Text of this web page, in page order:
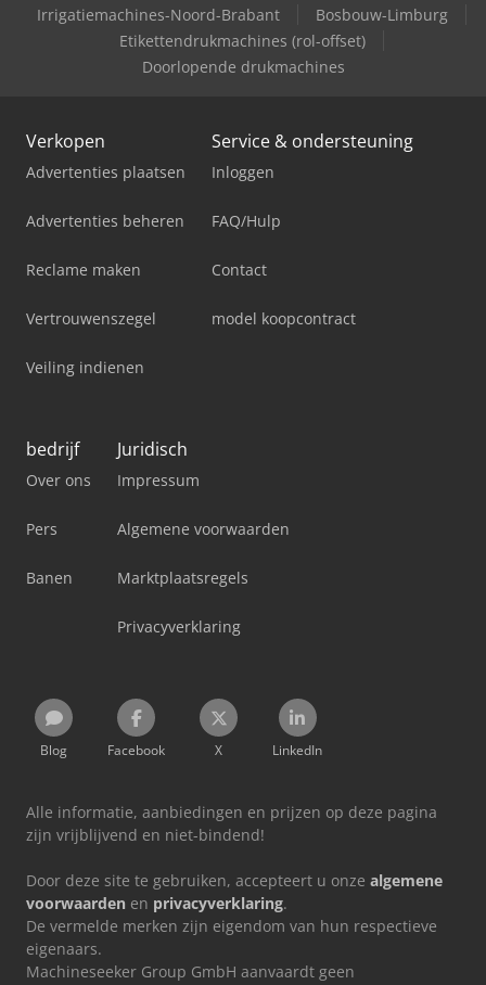
Irrigatiemachines-Noord-Brabant
Bosbouw-Limburg
Etikettendrukmachines (rol-offset)
Doorlopende drukmachines
Verkopen
Advertenties plaatsen
Advertenties beheren
Reclame maken
Vertrouwenszegel
Veiling indienen
Service & ondersteuning
Inloggen
FAQ/Hulp
Contact
model koopcontract
bedrijf
Over ons
Pers
Banen
Juridisch
Impressum
Algemene voorwaarden
Marktplaatsregels
Privacyverklaring
Blog Facebook X LinkedIn
Alle informatie, aanbiedingen en prijzen op deze pagina
zijn vrijblijvend en niet-bindend!
Door deze site te gebruiken, accepteert u onze algemene
voorwaarden en privacyverklaring.
De vermelde merken zijn eigendom van hun respectieve
eigenaars.
Machineseeker Group GmbH aanvaardt geen